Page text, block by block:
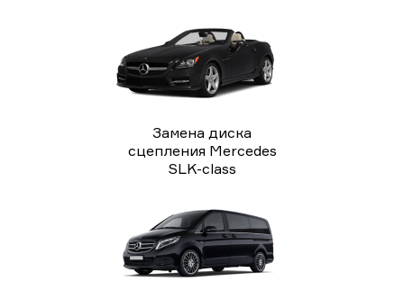
Замена диска
сцепления Mercedes
SLK-class